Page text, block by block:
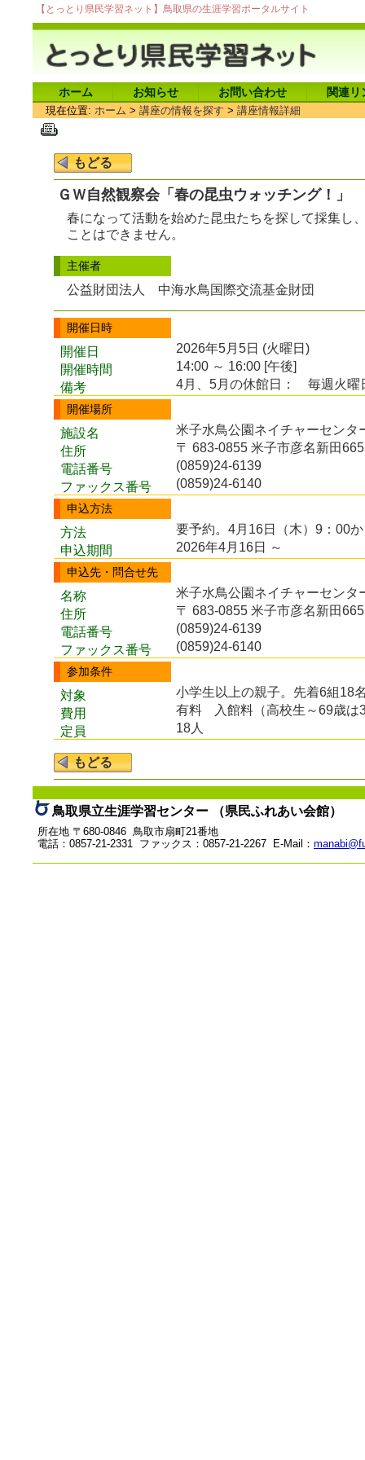
【とっとり県民学習ネット】鳥取県の生涯学習ポータルサイト
ホーム お知らせ お問い合わせ 関連リ
現在位置: ホーム > 講座の情報を探す > 講座情報詳細
ＧＷ自然観察会「春の昆虫ウォッチング！」
春になって活動を始めた昆虫たちを探して採集し
ことはできません。
主催者
公益財団法人 中海水鳥国際交流基金財団
開催日時
開催日
2026年5月5日 (火曜日)
開催時間
14:00 ～ 16:00 [午後]
備考
4月、5月の休館日： 毎週火曜
開催場所
施設名
米子水鳥公園ネイチャーセンタ
住所
〒 683-0855 米子市彦名新田665
電話番号
(0859)24-6139
ファックス番号
(0859)24-6140
申込方法
方法
要予約。4月16日（木）9：00
申込期間
2026年4月16日 ～
申込先・問合せ先
名称
米子水鳥公園ネイチャーセンタ
住所
〒 683-0855 米子市彦名新田665
電話番号
(0859)24-6139
ファックス番号
(0859)24-6140
参加条件
対象
小学生以上の親子。先着6組18
費用
有料
入館料（高校生～69歳
定員
18人
鳥取県立生涯学習センター （県民ふれあい会館）
所在地 〒680-0846 鳥取市扇町21番地
電話：0857-21-2331 ファックス：0857-21-2267 E-Mail：